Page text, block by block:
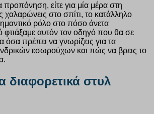
προπόνηση, είτε για μία μέρα στη
χαλαρώνεις στο σπίτι, το κατάλληλο
ρόλο στο πόσο άνετα
φτιάξαμε αυτόν τον οδηγό που θα σε
όσα πρέπει να γνωρίζεις για τα
εσωρούχων και πώς να βρεις το
διαφορετικά στυλ